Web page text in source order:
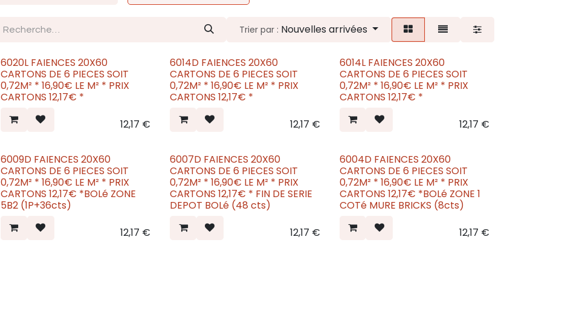
Trier par : Nouvelles arrivées
Nouveau
6020L FAIENCES 20X60
CARTONS DE 6 PIECES SOIT
0,72M² * 16,90€ LE M² * PRIX
CARTONS 12,17€ *
12,17 €
Nouveau
6014D FAIENCES 20X60
CARTONS DE 6 PIECES SOIT
0,72M² * 16,90€ LE M² * PRIX
CARTONS 12,17€ *
12,17 €
Nouveau
6014L FAIENCES 20X60
CARTONS DE 6 PIECES SOIT
0,72M² * 16,90€ LE M² * PRIX
CARTONS 12,17€ *
12,17 €
Nouveau
6009D FAIENCES 20X60
CARTONS DE 6 PIECES SOIT
0,72M² * 16,90€ LE M² * PRIX
CARTONS 12,17€ *BOLé ZONE
5B2 (1P+36cts)
12,17 €
Nouveau
6007D FAIENCES 20X60
CARTONS DE 6 PIECES SOIT
0,72M² * 16,90€ LE M² * PRIX
CARTONS 12,17€ * FIN DE SERIE
DEPOT BOLé (48 cts)
12,17 €
Nouveau
6004D FAIENCES 20X60
CARTONS DE 6 PIECES SOIT
0,72M² * 16,90€ LE M² * PRIX
CARTONS 12,17€ *BOLé ZONE 1
COTé MURE BRICKS (8cts)
12,17 €